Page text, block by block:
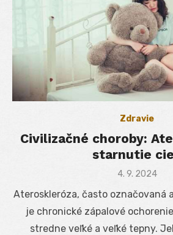
Zdravie
Civilizačné choroby:
starnutie
Posted
4. 9. 2024
Ateroskleróza, často označovaná
je chronické zápalové
stredne veľké a veľké tepny.